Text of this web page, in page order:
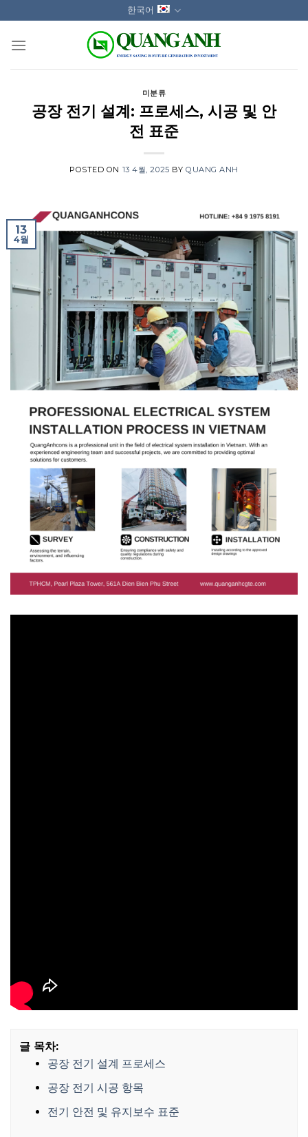
to
content
한국어
미분류
공장 전기 설계: 프로세스, 시공 및 안
전 표준
POSTED ON 13 4월, 2025 BY QUANG ANH
13
4월
글 목차:
공장 전기 설계 프로세스
공장 전기 시공 항목
전기 안전 및 유지보수 표준